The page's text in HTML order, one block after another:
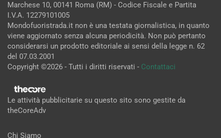
Marchese 10, 00141 Roma (RM) - Codice Fiscale e Partita
I.V.A. 12279101005
Mondofuoristrada.it non è una testata giornalistica, in quanto
viene aggiornato senza alcuna periodicità. Non può pertanto
considerarsi un prodotto editoriale ai sensi della legge n. 62
del 07.03.2001
Copyright ©2026 - Tutti i diritti riservati - Contattaci
Le attività pubblicitarie su questo sito sono gestite da
theCoreAdv
Chi Siamo